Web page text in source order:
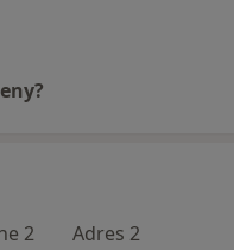
2 Adres 2